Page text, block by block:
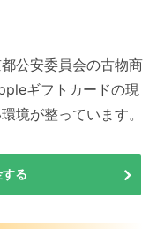
公安委員会の古物商
ギフトカードの現
境が整っています。
る